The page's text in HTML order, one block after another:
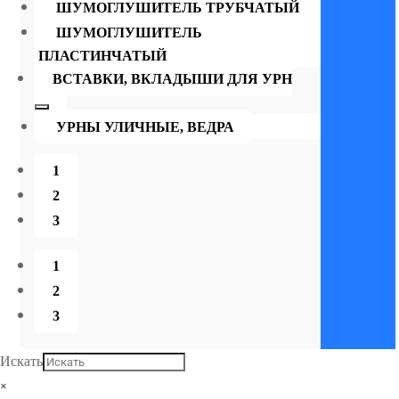
ШУМОГЛУШИТЕЛЬ ТРУБЧАТЫЙ
ШУМОГЛУШИТЕЛЬ
ПЛАСТИНЧАТЫЙ
ВСТАВКИ, ВКЛАДЫШИ ДЛЯ УРН
УРНЫ УЛИЧНЫЕ, ВЕДРА
1
2
3
1
2
3
Искать
×